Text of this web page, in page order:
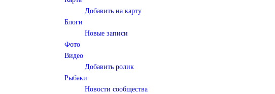
Добавить на карту
Блоги
Новые записи
Фото
Видео
Добавить ролик
Рыбаки
Новости сообщества